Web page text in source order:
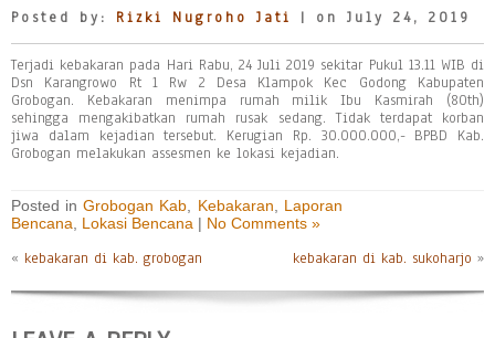
Posted by: Rizki Nugroho Jati | on July 24, 2019
Terjadi kebakaran pada Hari Rabu, 24 Juli 2019 sekitar Pukul 13.11 WIB di
Dsn Karangrowo Rt 1 Rw 2 Desa Klampok Kec Godong Kabupaten
Grobogan. Kebakaran menimpa rumah milik Ibu Kasmirah (80th)
sehingga mengakibatkan rumah rusak sedang. Tidak terdapat korban
jiwa dalam kejadian tersebut. Kerugian Rp. 30.000.000,- BPBD Kab.
Grobogan melakukan assesmen ke lokasi kejadian.
Posted inGrobogan Kab Kebakaran
Laporan
Bencana
Lokasi Bencana | No Comments »
« kebakaran di kab. grobogan kebakaran di kab. sukoharjo »